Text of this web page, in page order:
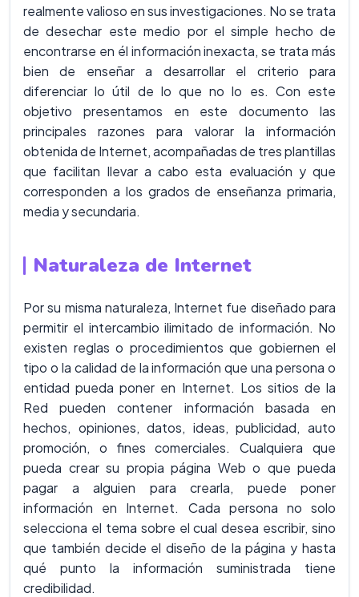
realmente valioso en sus investigaciones. No se trata
de desechar este medio por el simple hecho de
encontrarse en él información inexacta, se trata más
bien de enseñar a desarrollar el criterio para
diferenciar lo útil de lo que no lo es. Con este
objetivo presentamos en este documento las
principales razones para valorar la información
obtenida de Internet, acompañadas de tres plantillas
que facilitan llevar a cabo esta evaluación y que
corresponden a los grados de enseñanza primaria,
media y secundaria.
Naturaleza de Internet
Por su misma naturaleza, Internet fue diseñado para
permitir el intercambio ilimitado de información. No
existen reglas o procedimientos que gobiernen el
tipo o la calidad de la información que una persona o
entidad pueda poner en Internet. Los sitios de la
Red pueden contener información basada en
hechos, opiniones, datos, ideas, publicidad, auto
promoción, o fines comerciales. Cualquiera que
pueda crear su propia página Web o que pueda
pagar a alguien para crearla, puede poner
información en Internet. Cada persona no solo
selecciona el tema sobre el cual desea escribir, sino
que también decide el diseño de la página y hasta
qué punto la información suministrada tiene
credibilidad.